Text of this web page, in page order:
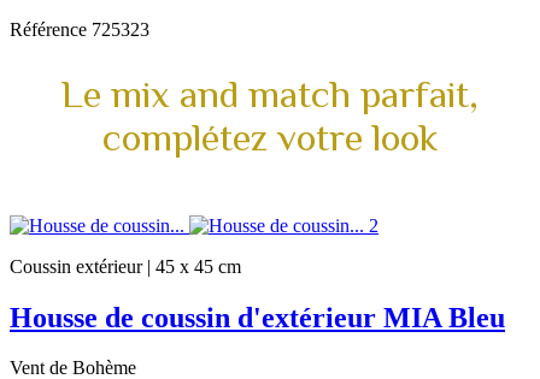
Référence 725323
Le mix and match parfait,
complétez votre look
Coussin extérieur | 45 x 45 cm
Housse de coussin d'extérieur MIA Bleu
Vent de Bohème